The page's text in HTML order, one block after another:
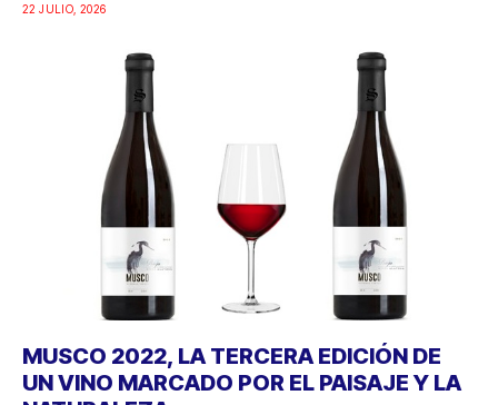
22 JULIO, 2026
MUSCO 2022, LA TERCERA EDICIÓN DE
UN VINO MARCADO POR EL PAISAJE Y LA